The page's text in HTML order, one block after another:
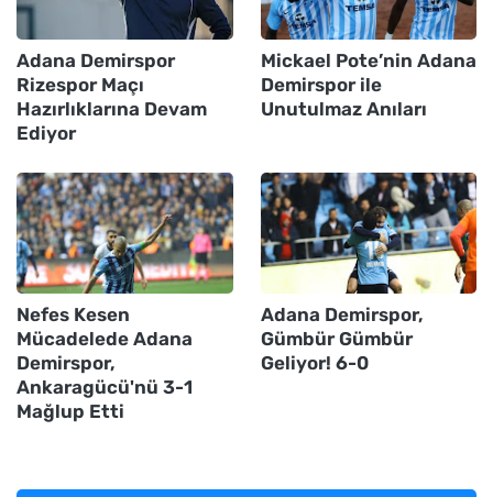
Adana Demirspor
Rizespor Maçı
Hazırlıklarına Devam
Ediyor
Mickael Pote’nin Adana
Demirspor ile
Unutulmaz Anıları
Nefes Kesen
Mücadelede Adana
Demirspor,
Ankaragücü'nü 3-1
Mağlup Etti
Adana Demirspor,
Gümbür Gümbür
Geliyor! 6-0